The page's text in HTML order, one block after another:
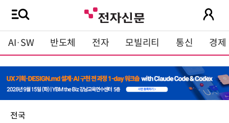
AI·SW 반도체 전자 모빌리티 통신 경제
전국